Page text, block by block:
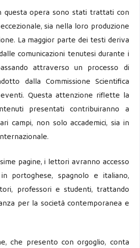
questa opera sono stati trattati con
sia nella loro produzione
La maggior parte dei testi deriva
comunicazioni tenutesi durante i
attraverso un processo di
dalla Commissione Scientifica
Questa attenzione riflette la
presentati contribuiranno a
campi, non solo accademici, sia in
pagine, i lettori avranno accesso
portoghese, spagnolo e italiano,
professori e studenti, trattando
per la società contemporanea e
che presento con orgoglio, conta